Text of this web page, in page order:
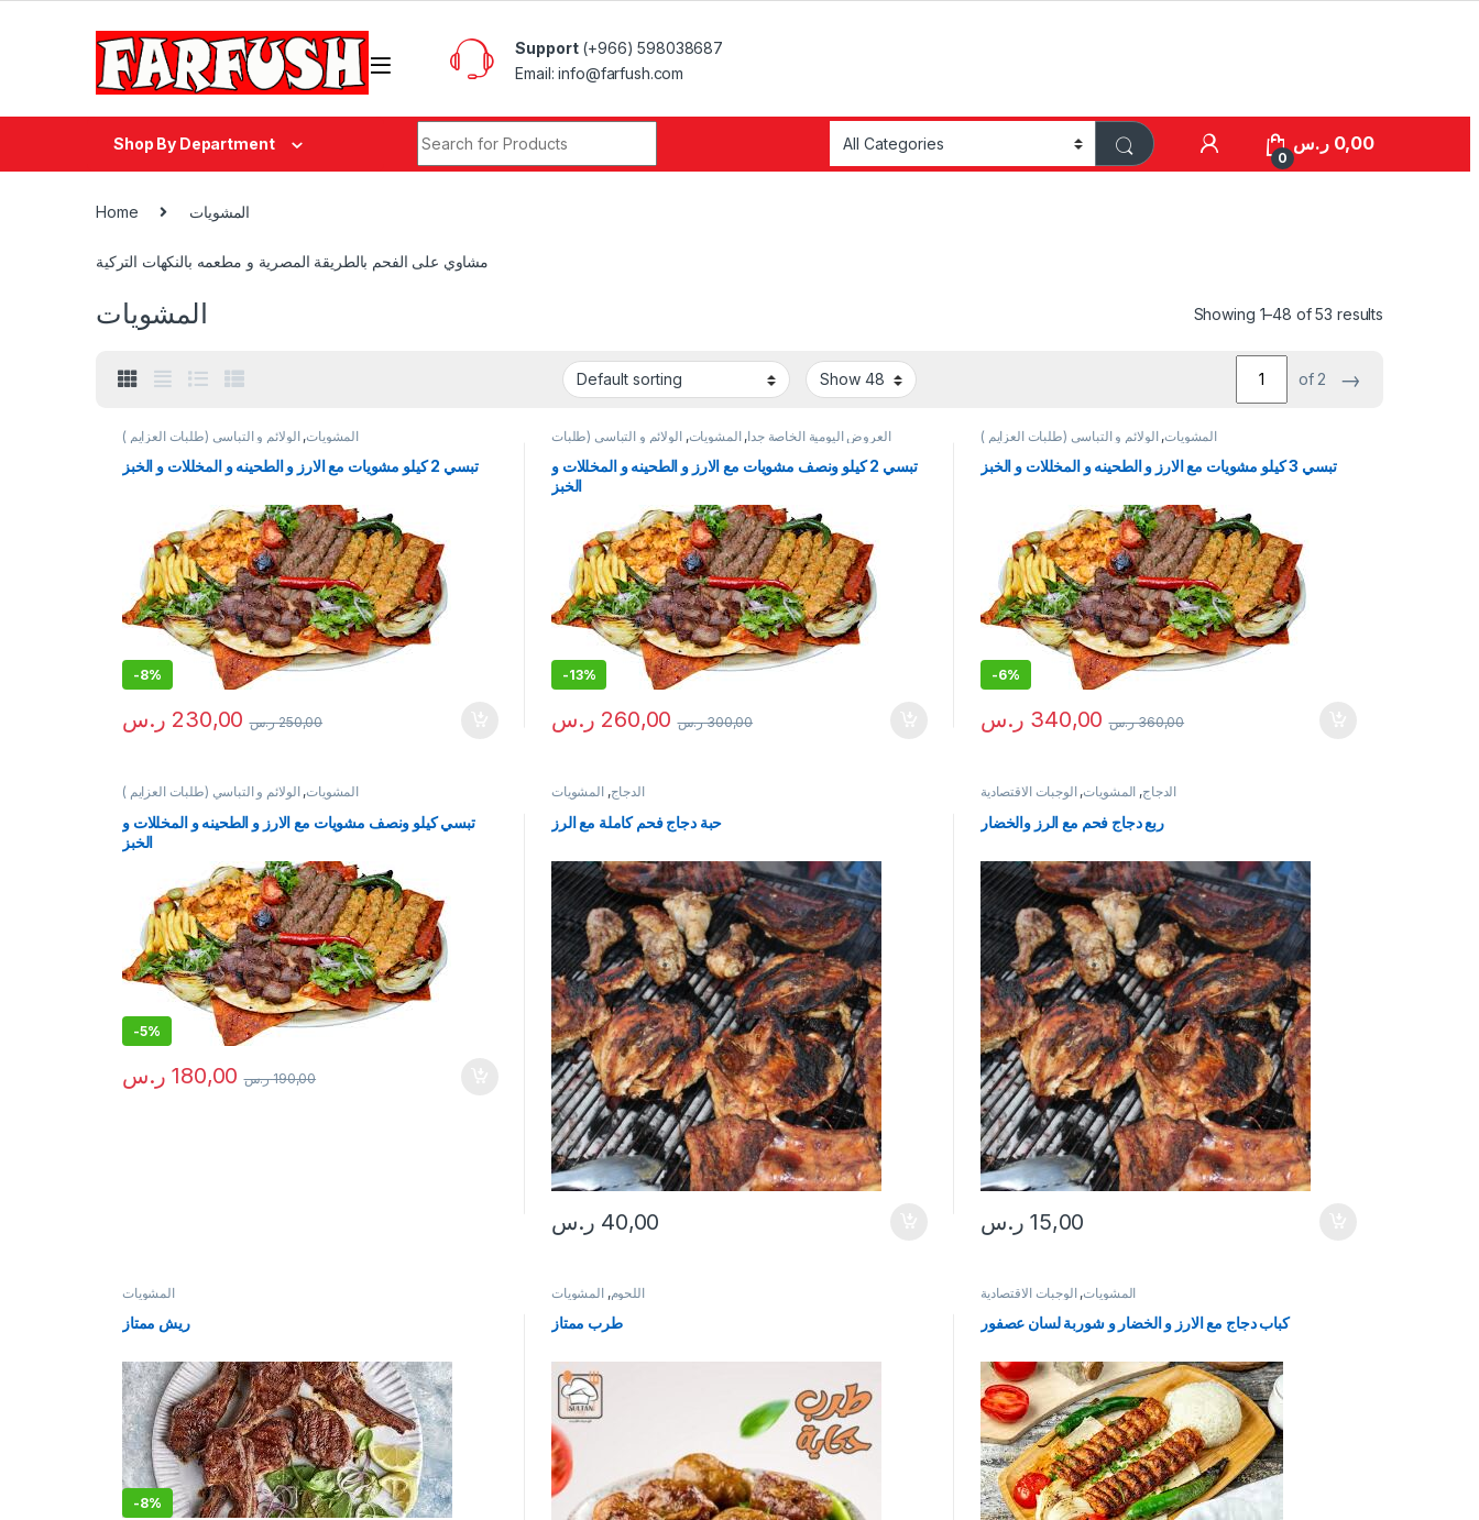
Support(+966) 598038687
Email: info@farfush.com
Shop By Department
0
0,00 ر.س
Home المشويات
مشاوي على الفحم بالطريقة المصرية و مطعمه بالنكهات التركية
المشويات Showing 1–48 of 53 results
of 2 →
المشويات,الولائم و التباسي (طلبات العزايم )
تبسي 2 كيلو مشويات مع الارز و الطحينه و المخللات و الخبز
-8%
230,00 ر.س 250,00ر.س
العروض اليومية الخاصة جدا,المشويات,الولائم و التباسي (طلبات
العزايم )
تبسي 2 كيلو ونصف مشويات مع الارز و الطحينه و المخللات و
الخبز
-13%
260,00 ر.س 300,00ر.س
المشويات,الولائم و التباسي (طلبات العزايم )
تبسي 3 كيلو مشويات مع الارز و الطحينه و المخللات و الخبز
-6%
340,00 ر.س 360,00ر.س
المشويات,الولائم و التباسي (طلبات العزايم )
تبسي كيلو ونصف مشويات مع الارز و الطحينه و المخللات و
الخبز
-5%
180,00 ر.س 190,00ر.س
الدجاج,المشويات
حبة دجاج فحم كاملة مع الرز
40,00 ر.س
الدجاج, المشويات,الوجبات الاقتصادية
ربع دجاج فحم مع الرز والخضار
15,00 ر.س
المشويات
ريش ممتاز
-8%
اللحوم,المشويات
طرب ممتاز
المشويات,الوجبات الاقتصادية
كباب دجاج مع الارز و الخضار و شوربة لسان عصفور